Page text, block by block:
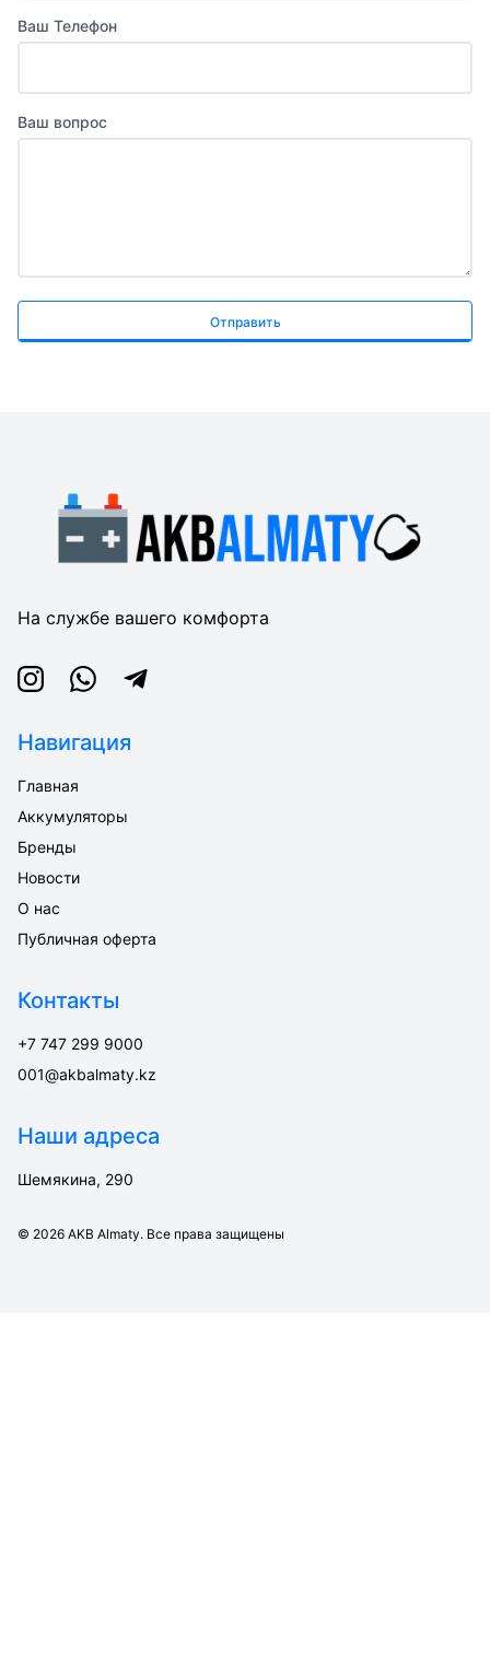
Ваш Телефон
Ваш вопрос
Отправить
На службе вашего комфорта
InstagramWhatsappTelegram
Навигация
Главная
Аккумуляторы
Бренды
Новости
О нас
Публичная оферта
Контакты
+7 747 299 9000
001@akbalmaty.kz
Наши адреса
Шемякина, 290
© 2026 AKB Almaty. Все права защищены